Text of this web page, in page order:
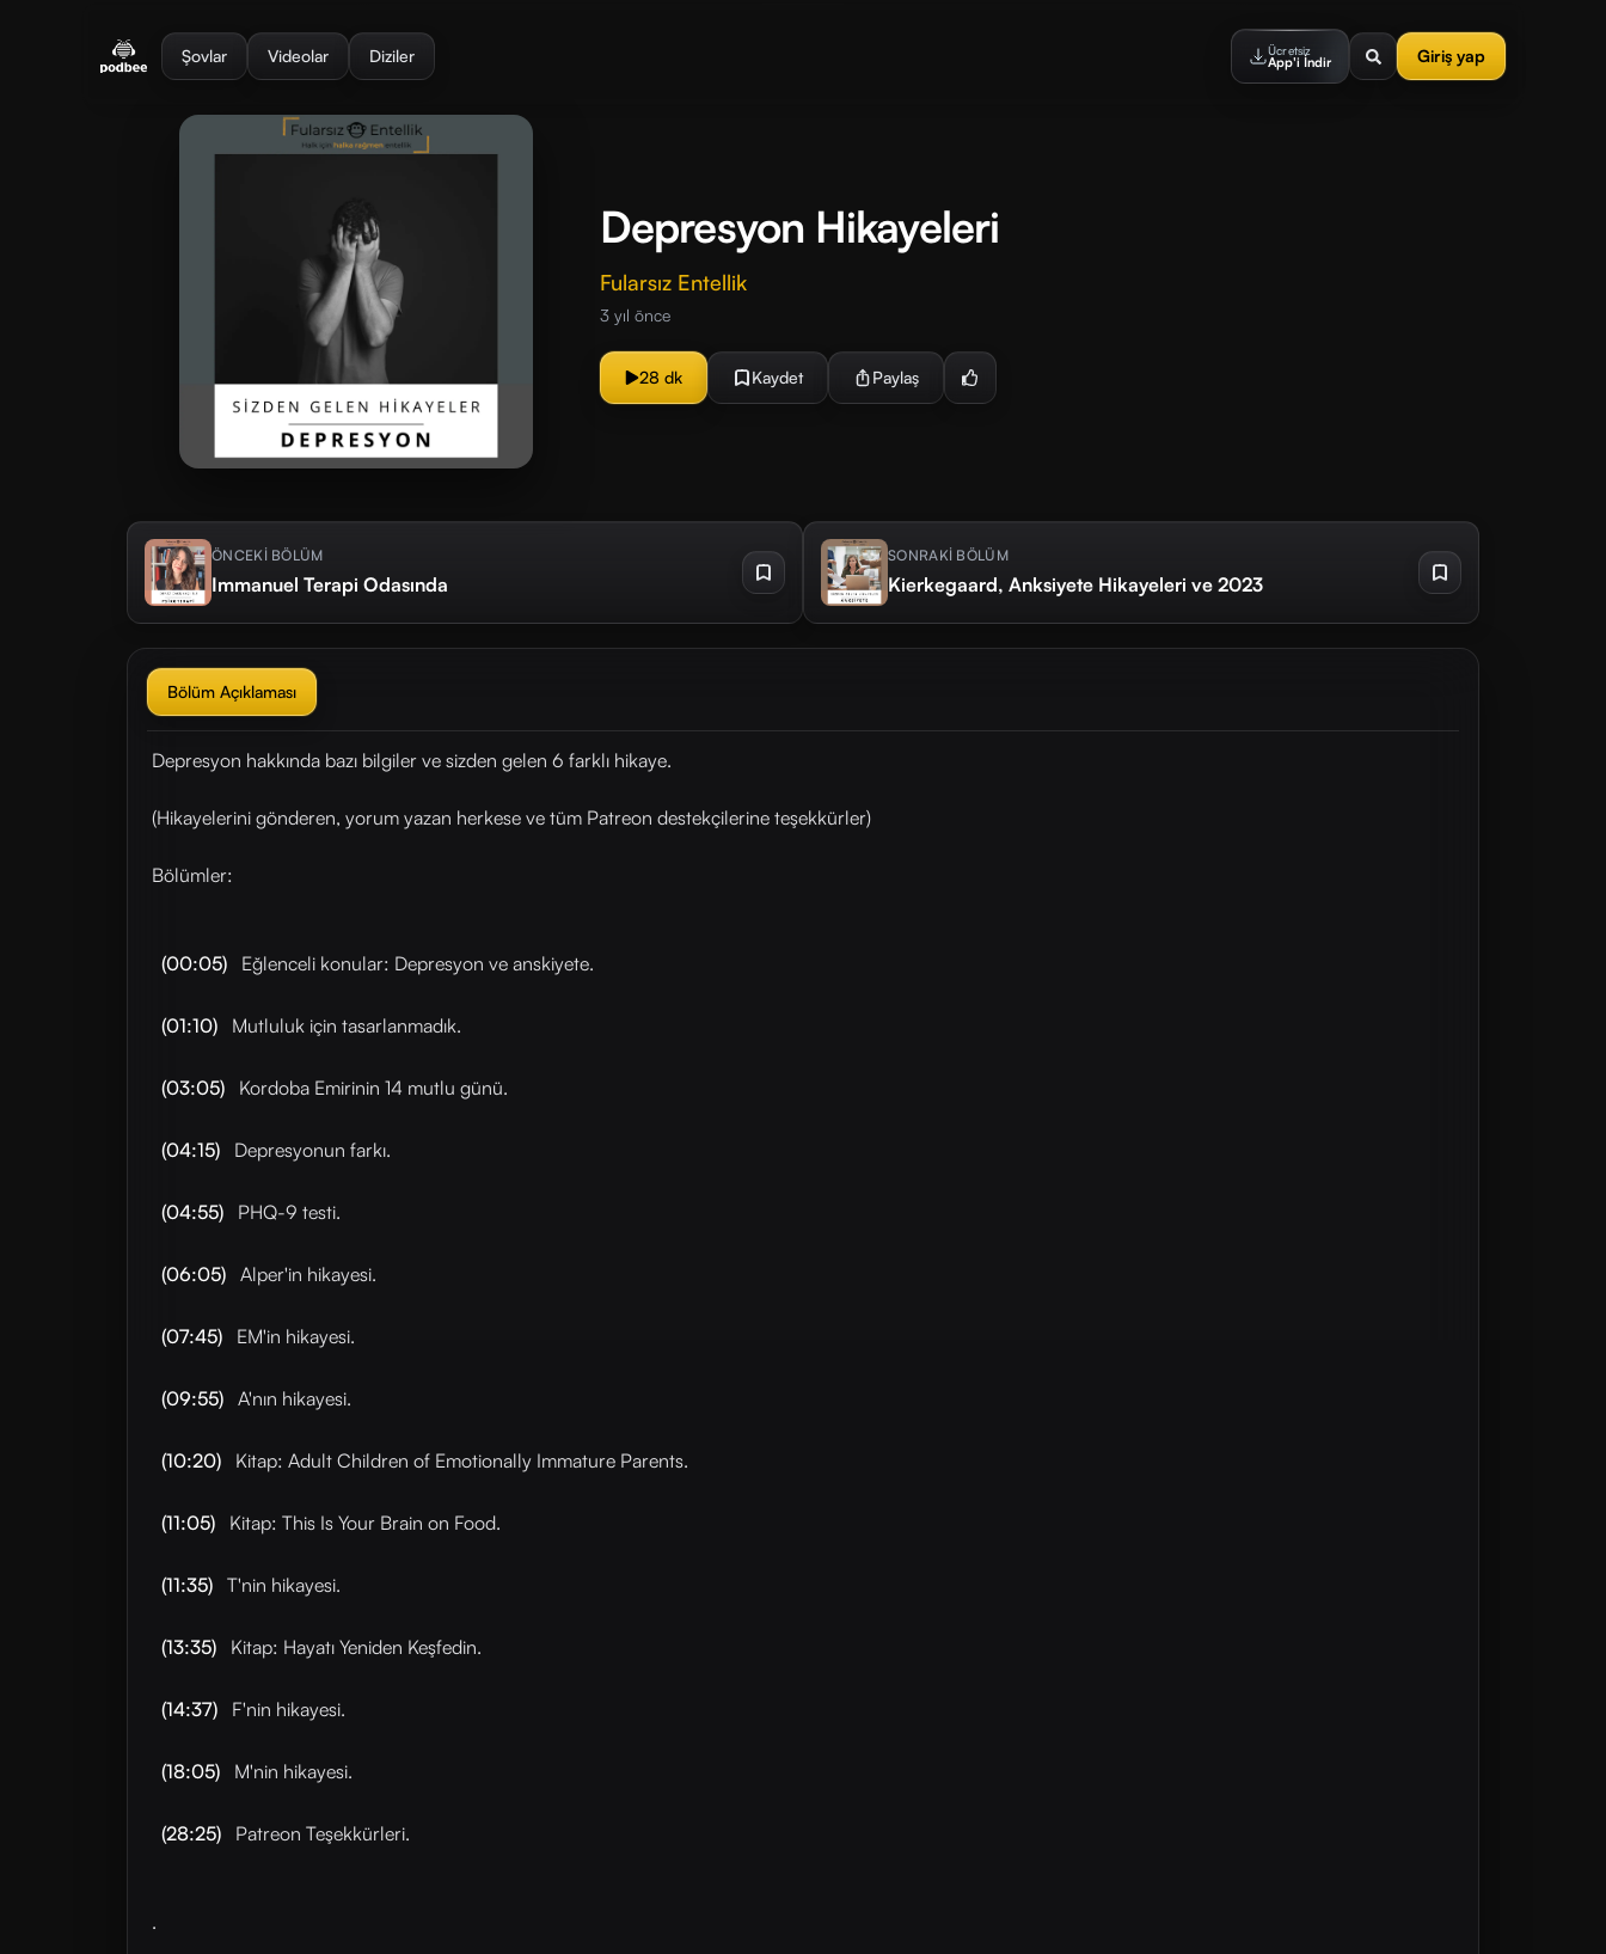
Şovlar Videolar Diziler Ücretsiz
App'i İndir Giriş yap
Depresyon Hikayeleri
Fularsız Entellik
3 yıl önce
28 dk Kaydet Paylaş
ÖNCEKİ BÖLÜM
Immanuel Terapi Odasında
SONRAKİ BÖLÜM
Kierkegaard, Anksiyete Hikayeleri ve 2023
Bölüm Açıklaması
Depresyon hakkında bazı bilgiler ve sizden gelen 6 farklı hikaye.
(Hikayelerini gönderen, yorum yazan herkese ve tüm Patreon destekçilerine teşekkürler)
Bölümler:
(00:05) Eğlenceli konular: Depresyon ve anskiyete.
(01:10) Mutluluk için tasarlanmadık.
(03:05) Kordoba Emirinin 14 mutlu günü.
(04:15) Depresyonun farkı.
(04:55) PHQ-9 testi.
(06:05) Alper'in hikayesi.
(07:45) EM'in hikayesi.
(09:55) A'nın hikayesi.
(10:20) Kitap: Adult Children of Emotionally Immature Parents.
(11:05) Kitap: This Is Your Brain on Food.
(11:35) T'nin hikayesi.
(13:35) Kitap: Hayatı Yeniden Keşfedin.
(14:37) F'nin hikayesi.
(18:05) M'nin hikayesi.
(28:25) Patreon Teşekkürleri.
.